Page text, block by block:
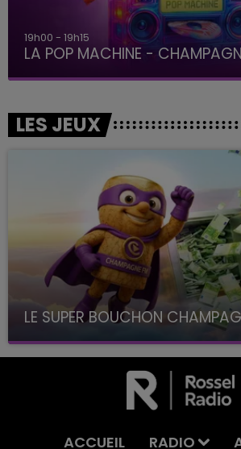
19h00 - 19h15
LA POP MACHINE -
LES JEUX
LE SUPER BOUCHON
avec La Famille Champagne FM, à
ACCUEIL RADIO